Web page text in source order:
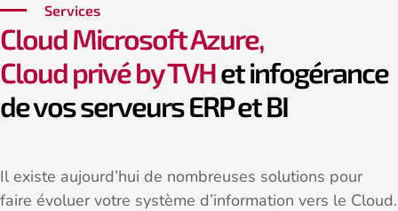
Services
Cloud Microsoft Azure,
Cloud privé by TVHet infogérance
de vos serveurs ERP et BI
Il existe aujourd’hui de nombreuses solutions pour
faire évoluer votre système d’information vers le Cloud.